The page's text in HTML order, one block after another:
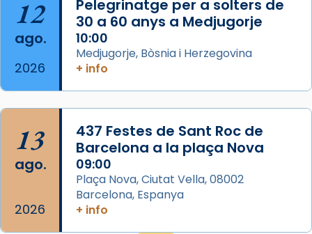
Foto
View on Facebook ·
12
ago.
2026
Pelegrinatge per a solters de
30 a 60 anys a Medjugorje
10:00
Medjugorje, Bòsnia i Herzegovina
+ info
13
ago.
2026
437 Festes de Sant Roc de
Barcelona a la plaça Nova
09:00
Plaça Nova, Ciutat Vella, 08002
Barcelona, Espanya
+ info